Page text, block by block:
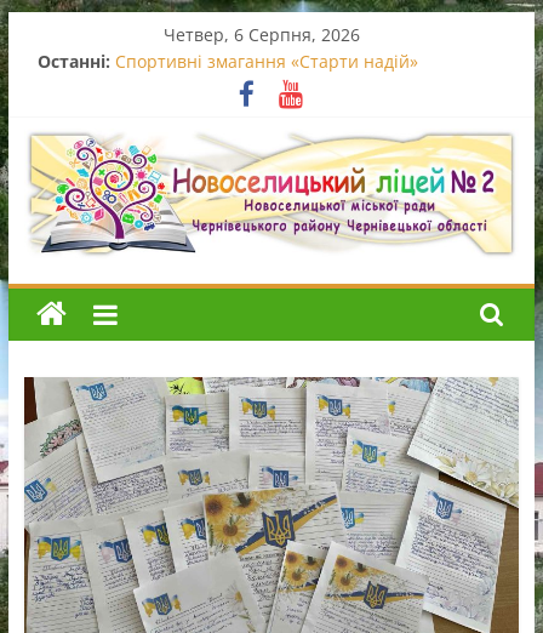
Перейти
до
вмісту
Четвер, 6 Серпня, 2026
Останні: Спортивні змагання «Старти надій»
Вручення свідоцтв про базову середню освіту
Випускний початкової школи
Останній дзвоник – 2026
Благодійний концерт
Новоселицький
ліцей
№2
Новоселицький
ліцей
№2
Новоселицької
міської
ради